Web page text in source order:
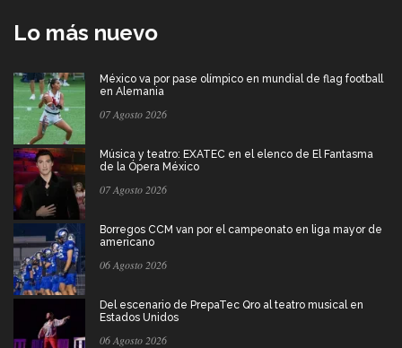
Lo más nuevo
México va por pase olímpico en mundial de flag football
en Alemania
07 Agosto 2026
Música y teatro: EXATEC en el elenco de El Fantasma
de la Ópera México
07 Agosto 2026
Borregos CCM van por el campeonato en liga mayor de
americano
06 Agosto 2026
Del escenario de PrepaTec Qro al teatro musical en
Estados Unidos
06 Agosto 2026